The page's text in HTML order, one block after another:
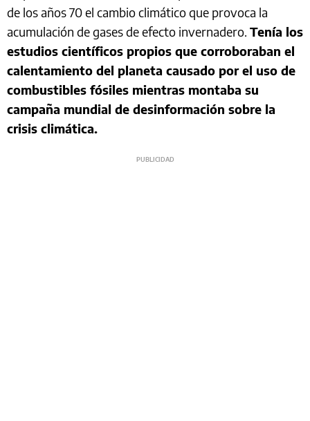
de los años 70 el cambio climático que provoca la
acumulación de gases de efecto invernadero. Tenía los
estudios científicos propios que corroboraban el
calentamiento del planeta causado por el uso de
combustibles fósiles mientras montaba su
campaña mundial de desinformación sobre la
crisis climática.